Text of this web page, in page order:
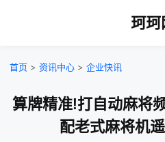
珂珂
首页 > 资讯中心 > 企业快讯
算牌精准!打自动麻将
配老式麻将机